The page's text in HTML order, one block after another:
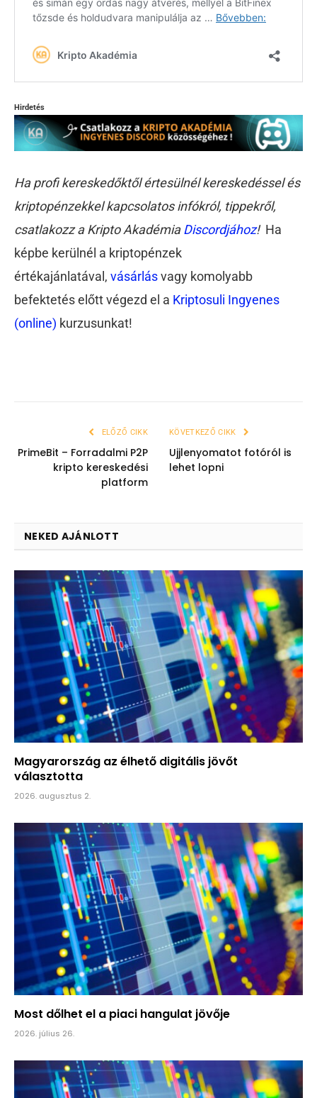
Hirdetés
Ha profi kereskedőktől értesülnél kereskedéssel és
kriptopénzekkel kapcsolatos infókról, tippekről,
csatlakozz a Kripto AkadémiaDiscordjához! Ha
képbe kerülnél a kriptopénzek
értékajánlatával, vásárlásvagy komolyabb
befektetés előtt végezd el a Kriptosuli Ingyenes
(online) kurzusunkat!
ELŐZŐ CIKK
PrimeBit – Forradalmi P2P
kripto kereskedési
platform
KÖVETKEZŐ CIKK
Ujjlenyomatot fotóról is
lehet lopni
NEKED AJÁNLOTT
Magyarország az élhető digitális jövőt
választotta
2026. augusztus 2.
Most dőlhet el a piaci hangulat jövője
2026. július 26.